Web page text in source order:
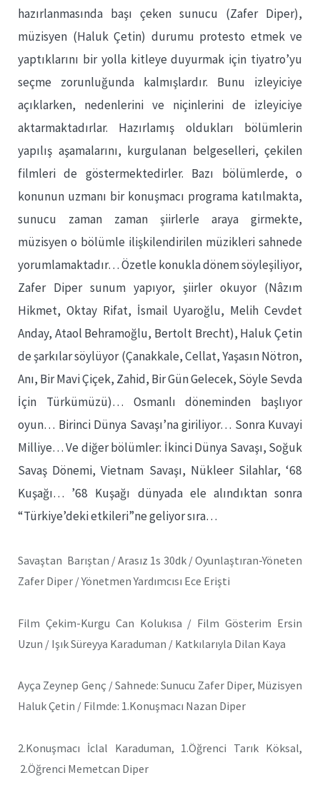
hazırlanmasında başı çeken sunucu (Zafer Diper),
müzisyen (Haluk Çetin) durumu protesto etmek ve
yaptıklarını bir yolla kitleye duyurmak için tiyatro’yu
seçme zorunluğunda kalmışlardır. Bunu izleyiciye
açıklarken, nedenlerini ve niçinlerini de izleyiciye
aktarmaktadırlar. Hazırlamış oldukları bölümlerin
yapılış aşamalarını, kurgulanan belgeselleri, çekilen
filmleri de göstermektedirler. Bazı bölümlerde, o
konunun uzmanı bir konuşmacı programa katılmakta,
sunucu zaman zaman şiirlerle araya girmekte,
müzisyen o bölümle ilişkilendirilen müzikleri sahnede
yorumlamaktadır… Özetle konukla dönem söyleşiliyor,
Zafer Diper sunum yapıyor, şiirler okuyor (Nâzım
Hikmet, Oktay Rifat, İsmail Uyaroğlu, Melih Cevdet
Anday, Ataol Behramoğlu, Bertolt Brecht), Haluk Çetin
de şarkılar söylüyor (Çanakkale, Cellat, Yaşasın Nötron,
Anı, Bir Mavi Çiçek, Zahid, Bir Gün Gelecek, Söyle Sevda
İçin Türkümüzü)… Osmanlı döneminden başlıyor
oyun… Birinci Dünya Savaşı’na giriliyor… Sonra Kuvayi
Milliye… Ve diğer bölümler: İkinci Dünya Savaşı, Soğuk
Savaş Dönemi, Vietnam Savaşı, Nükleer Silahlar, ‘68
Kuşağı… ’68 Kuşağı dünyada ele alındıktan sonra
“Türkiye’deki etkileri”ne geliyor sıra…
Savaştan Barıştan / Arasız 1s 30dk / Oyunlaştıran-Yöneten
Zafer Diper / Yönetmen Yardımcısı Ece Erişti
Film Çekim-Kurgu Can Kolukısa / Film Gösterim Ersin
Uzun / Işık Süreyya Karaduman / Katkılarıyla Dilan Kaya
Ayça Zeynep Genç / Sahnede: Sunucu Zafer Diper, Müzisyen
Haluk Çetin / Filmde: 1.Konuşmacı Nazan Diper
2.Konuşmacı İclal Karaduman, 1.Öğrenci Tarık Köksal,
2.Öğrenci Memetcan Diper